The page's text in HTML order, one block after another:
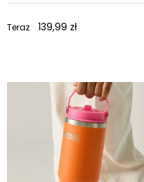
Teraz 139,99 zł